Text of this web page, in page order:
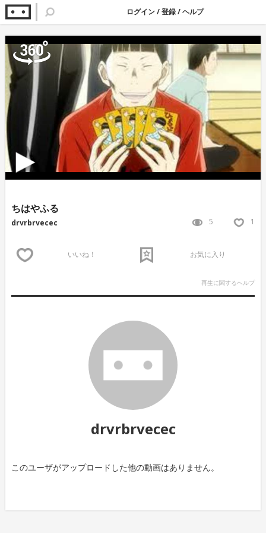
ログイン/登録/ヘルプ
ちはやふる
drvrbrvecec 5 1
いいね！ お気に入り
再生に関するヘルプ
drvrbrvecec
このユーザがアップロードした他の動画はありません。